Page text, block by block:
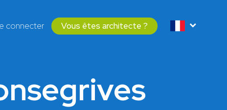
connecter Vous êtes architecte ?